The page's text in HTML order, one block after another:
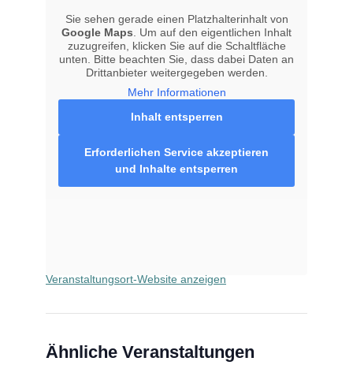
VERANSTALTUNGSORT
Bären Apotheke Radevormwald
Veranstaltungsort-Website anzeigen
Sie sehen gerade einen Platzhalterinhalt von
Google Maps . Um auf den eigentlichen Inhalt
zuzugreifen, klicken Sie auf die Schaltfläche
unten. Bitte beachten Sie, dass dabei Daten an
Drittanbieter weitergegeben werden.
Mehr Informationen
Inhalt entsperren
Erforderlichen Service akzeptieren
und Inhalte entsperren
Ähnliche Veranstaltungen